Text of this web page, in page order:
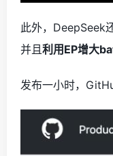
此外，DeepSeek
并且利用EP增大
发布一小时，